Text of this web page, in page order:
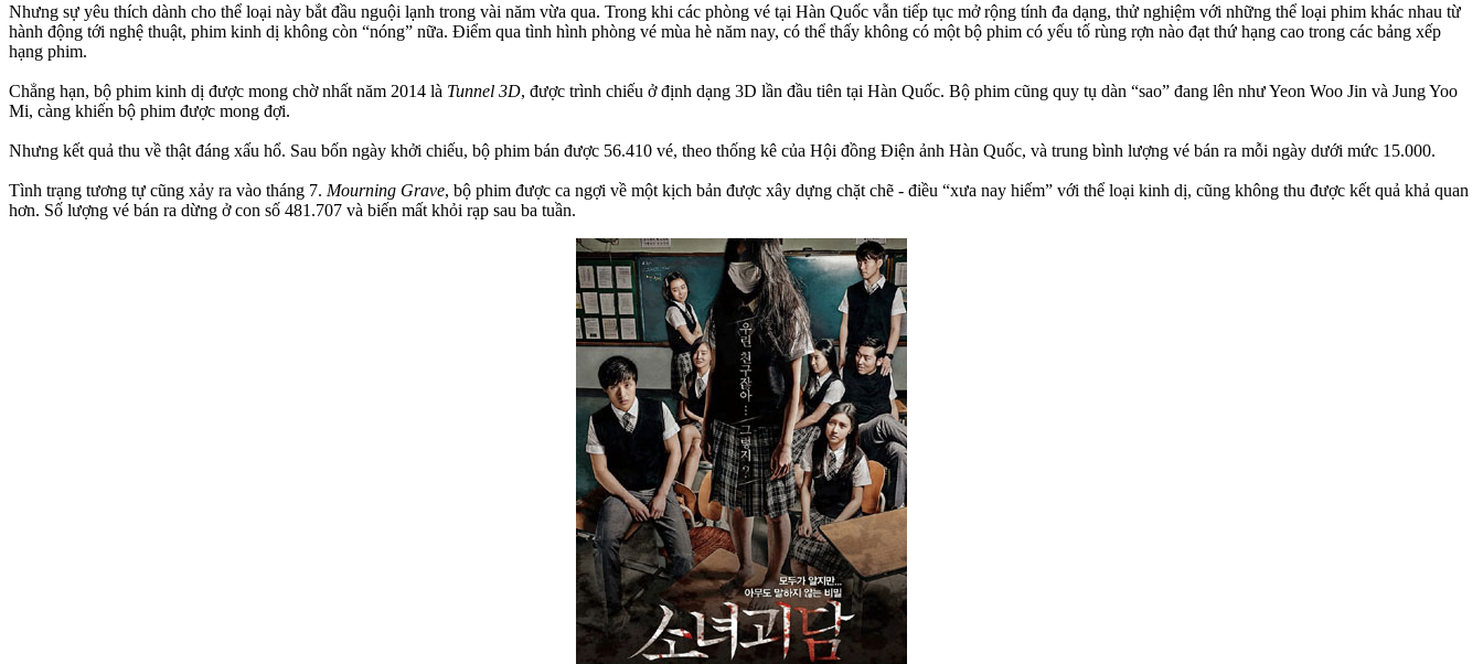
Nhưng sự yêu thích dành cho thể loại này bắt đầu nguội lạnh trong vài năm vừa qua. Trong khi các phòng vé tại Hàn Quốc vẫn tiếp tục mở rộng tính đa dạng, thử nghiệm với những thể loại phim khác nhau từ
hành động tới nghệ thuật, phim kinh dị không còn “nóng” nữa. Điểm qua tình hình phòng vé mùa hè năm nay, có thể thấy không có một bộ phim có yếu tố rùng rợn nào đạt thứ hạng cao trong các bảng xếp
hạng phim.
Chẳng hạn, bộ phim kinh dị được mong chờ nhất năm 2014 là Tunnel 3D, được trình chiếu ở định dạng 3D lần đầu tiên tại Hàn Quốc. Bộ phim cũng quy tụ dàn “sao” đang lên như Yeon Woo Jin và Jung Yoo
Mi, càng khiến bộ phim được mong đợi.
Nhưng kết quả thu về thật đáng xấu hổ. Sau bốn ngày khởi chiếu, bộ phim bán được 56.410 vé, theo thống kê của Hội đồng Điện ảnh Hàn Quốc, và trung bình lượng vé bán ra mỗi ngày dưới mức 15.000.
Tình trạng tương tự cũng xảy ra vào tháng 7. Mourning Grave, bộ phim được ca ngợi về một kịch bản được xây dựng chặt chẽ - điều “xưa nay hiếm” với thể loại kinh dị, cũng không thu được kết quả khả quan
hơn. Số lượng vé bán ra dừng ở con số 481.707 và biến mất khỏi rạp sau ba tuần.